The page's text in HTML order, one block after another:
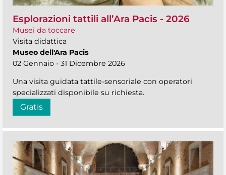
Esplorazioni tattili all’Ara Pacis - 2026
Musei da toccare
Visita didattica
Museo dell'Ara Pacis
02 Gennaio - 31 Dicembre 2026
Una visita guidata tattile-sensoriale con operatori
specializzati disponibile su richiesta.
Gratis